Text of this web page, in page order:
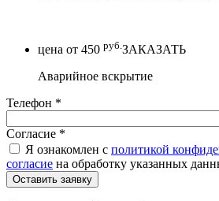
цена от 450 руб. ЗАКАЗАТЬ
Аварийное вскрытие
Телефон *
Согласие *
Я ознакомлен с политикой
согласие на обработку указанных